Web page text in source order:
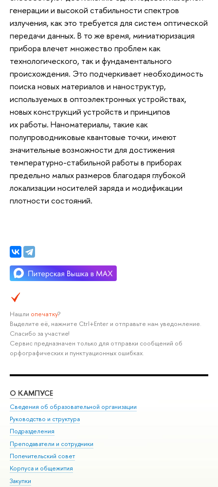
генерации и высокой стабильности спектров
излучения, как это требуется для систем оптической
передачи данных. В то же время, миниатюризация
прибора влечет множество проблем как
технологического, так и фундаментального
происхождения. Это подчеркивает необходимость
поиска новых материалов и наноструктур,
используемых в оптоэлектронных устройствах,
новых конструкций устройств и принципов
их работы. Наноматериалы, такие как
полупроводниковые квантовые точки, имеют
значительные возможности для достижения
температурно-стабильной работы в приборах
предельно малых размеров благодаря глубокой
локализации носителей заряда и модификации
плотности состояний.
Нашли опечатку?
Выделите её, нажмите Ctrl+Enter и отправьте нам уведомление.
Спасибо за участие!
Сервис предназначен только для отправки сообщений об
орфографических и пунктуационных ошибках.
О КАМПУСЕ
Сведения об образовательной организации
Руководство и структура
Подразделения
Преподаватели и сотрудники
Попечительский совет
Корпуса и общежития
Закупки